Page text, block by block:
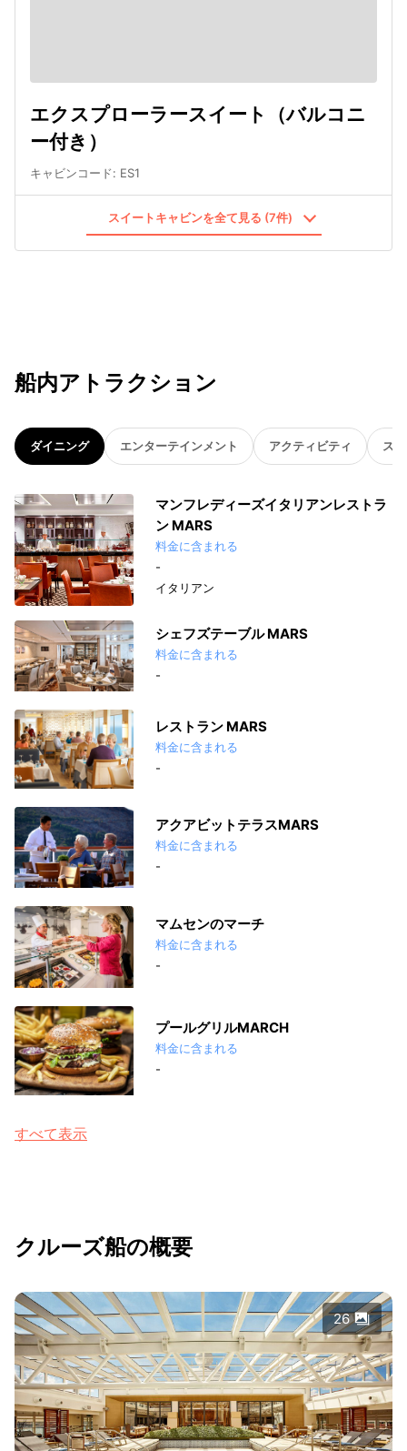
エクスプローラースイート（バルコニ
ー付き）
キャビンコード: ES1
スイートキャビンを全て見る (7件)
船内アトラクション
ダイニング エンターテインメント アクティビティ ス
マンフレディーズイタリアンレストラ
ン MARS
料金に含まれる
-
イタリアン
シェフズテーブル MARS
料金に含まれる
-
レストラン MARS
料金に含まれる
-
アクアビットテラスMARS
料金に含まれる
-
マムセンのマーチ
料金に含まれる
-
プールグリルMARCH
料金に含まれる
-
すべて表示
クルーズ船の概要
26